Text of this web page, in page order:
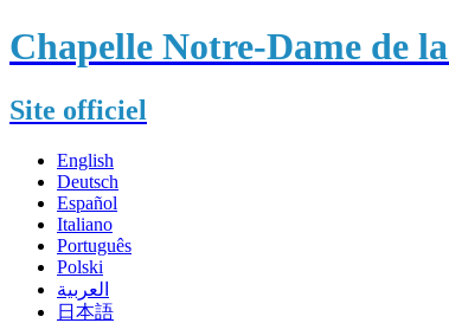
Chapelle Notre-Dame de
Site officiel
English
Deutsch
Español
Italiano
Português
Polski
العربية
日本語